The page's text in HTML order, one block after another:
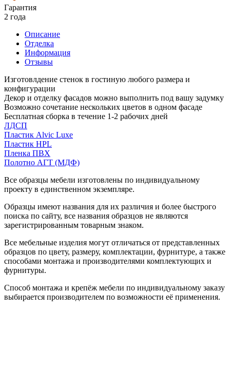
Гарантия
2 года
Описание
Отделка
Информация
Отзывы
Изготовлдение стенок в гостиную любого размера и
конфигурации
Декор и отделку фасадов можно выполнить под вашу задумку
Возможно сочетание нескольких цветов в одном фасаде
Бесплатная сборка в течение 1-2 рабочих дней
ЛДСП
Пластик Alvic Luxe
Пластик HPL
Пленка ПВХ
Полотно АГТ (МДФ)
Все образцы мебели изготовлены по индивидуальному
проекту в единственном экземпляре.
Образцы имеют названия для их различия и более быстрого
поиска по сайту, все названия образцов не являются
зарегистрированным товарным знаком.
Все мебельные изделия могут отличаться от представленных
образцов по цвету, размеру, комплектации, фурнитуре, а также
способами монтажа и производителями комплектующих и
фурнитуры.
Способ монтажа и крепёж мебели по индивидуальному заказу
выбирается производителем по возможности её применения.